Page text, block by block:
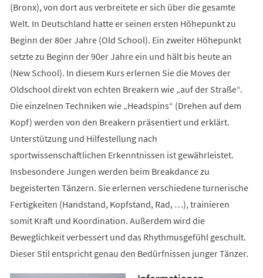
(Bronx), von dort aus verbreitete er sich über die gesamte
Welt. In Deutschland hatte er seinen ersten Höhepunkt zu
Beginn der 80er Jahre (Old School). Ein zweiter Höhepunkt
setzte zu Beginn der 90er Jahre ein und hält bis heute an
(New School). In diesem Kurs erlernen Sie die Moves der
Oldschool direkt von echten Breakern wie „auf der Straße“.
Die einzelnen Techniken wie „Headspins“ (Drehen auf dem
Kopf) werden von den Breakern präsentiert und erklärt.
Unterstützung und Hilfestellung nach
sportwissenschaftlichen Erkenntnissen ist gewährleistet.
Insbesondere Jungen werden beim Breakdance zu
begeisterten Tänzern. Sie erlernen verschiedene turnerische
Fertigkeiten (Handstand, Kopfstand, Rad, …), trainieren
somit Kraft und Koordination. Außerdem wird die
Beweglichkeit verbessert und das Rhythmusgefühl geschult.
Dieser Stil entspricht genau den Bedürfnissen junger Tänzer.